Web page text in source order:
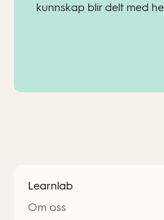
kunnskap blir delt med
Learnlab
Om oss